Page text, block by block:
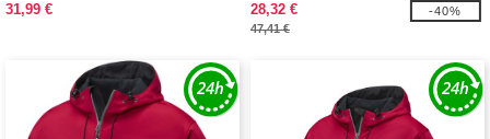
31,99 €
28,32 €
47,41 €
-40%